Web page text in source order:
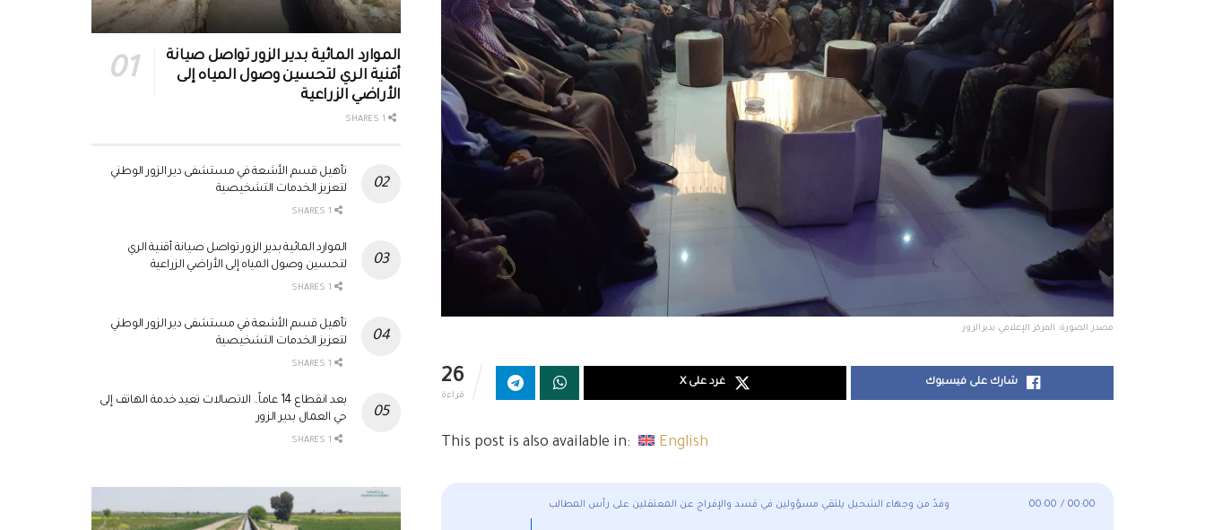
مصدر الصورة: المركز الإعلامي بديرالزور
26
قراءة
شارك على فيسبوك غرد على X
This post is also available in: English
وفدٌ من وجهاء الشحيل يلتقي مسؤولين في قسد والإفراج عن المعتقلين على رأس المطالب 00:00 / 00:00
الموارد المائية بدير الزور تواصل صيانة
أقنية الري لتحسين وصول المياه إلى
الأراضي الزراعية
تأهيل قسم الأشعة في مستشفى دير الزور الوطني
لتعزيز الخدمات التشخيصية
الموارد المائية بدير الزور تواصل صيانة أقنية الري
لتحسين وصول المياه إلى الأراضي الزراعية
تأهيل قسم الأشعة في مستشفى دير الزور الوطني
لتعزيز الخدمات التشخيصية
بعد انقطاع 14 عاماً.. الاتصالات تعيد خدمة الهاتف إلى
حي العمال بدير الزور